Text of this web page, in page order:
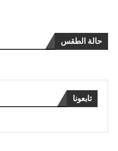
حالة الطقس
تابعونا